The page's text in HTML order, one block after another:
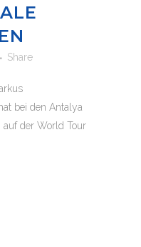
Share
bei den Antalya
der World Tour